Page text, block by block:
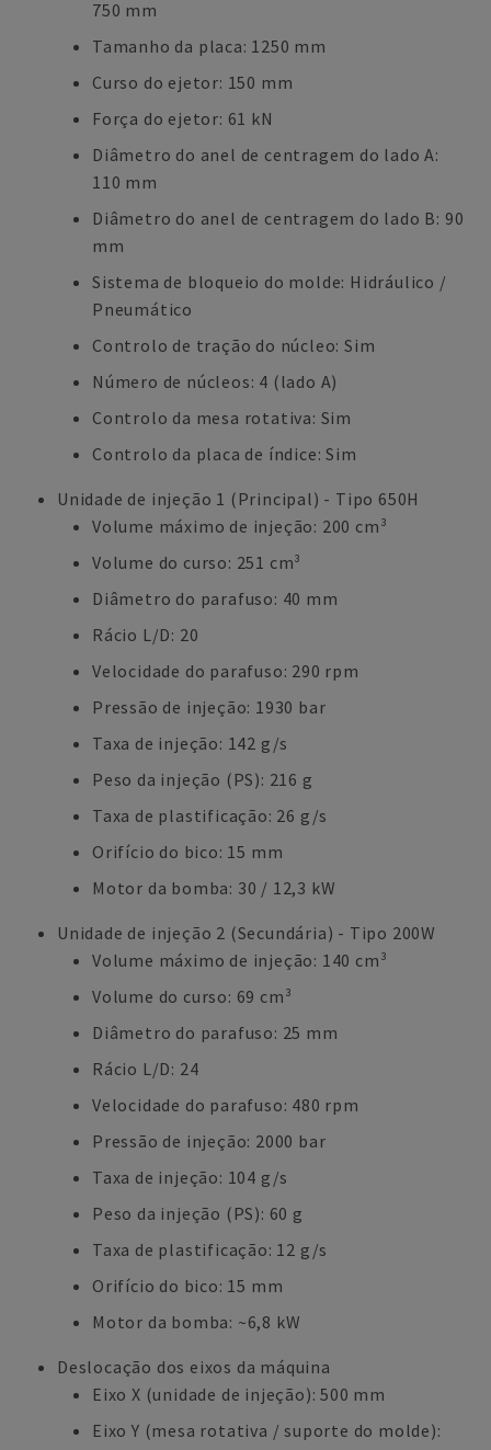
750 mm
Tamanho da placa: 1250 mm
Curso do ejetor: 150 mm
Força do ejetor: 61 kN
Diâmetro do anel de centragem do lado A:
110 mm
Diâmetro do anel de centragem do lado B: 90
mm
Sistema de bloqueio do molde: Hidráulico /
Pneumático
Controlo de tração do núcleo: Sim
Número de núcleos: 4 (lado A)
Controlo da mesa rotativa: Sim
Controlo da placa de índice: Sim
Unidade de injeção 1 (Principal) - Tipo 650H
Volume máximo de injeção: 200 cm³
Volume do curso: 251 cm³
Diâmetro do parafuso: 40 mm
Rácio L/D: 20
Velocidade do parafuso: 290 rpm
Pressão de injeção: 1930 bar
Taxa de injeção: 142 g/s
Peso da injeção (PS): 216 g
Taxa de plastificação: 26 g/s
Orifício do bico: 15 mm
Motor da bomba: 30 / 12,3 kW
Unidade de injeção 2 (Secundária) - Tipo 200W
Volume máximo de injeção: 140 cm³
Volume do curso: 69 cm³
Diâmetro do parafuso: 25 mm
Rácio L/D: 24
Velocidade do parafuso: 480 rpm
Pressão de injeção: 2000 bar
Taxa de injeção: 104 g/s
Peso da injeção (PS): 60 g
Taxa de plastificação: 12 g/s
Orifício do bico: 15 mm
Motor da bomba: ~6,8 kW
Deslocação dos eixos da máquina
Eixo X (unidade de injeção): 500 mm
Eixo Y (mesa rotativa / suporte do molde):